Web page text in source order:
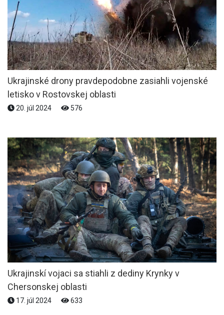
Ukrajinské drony pravdepodobne zasiahli vojenské
letisko v Rostovskej oblasti
20. júl 2024 576
Ukrajinskí vojaci sa stiahli z dediny Krynky v
Chersonskej oblasti
17. júl 2024 633